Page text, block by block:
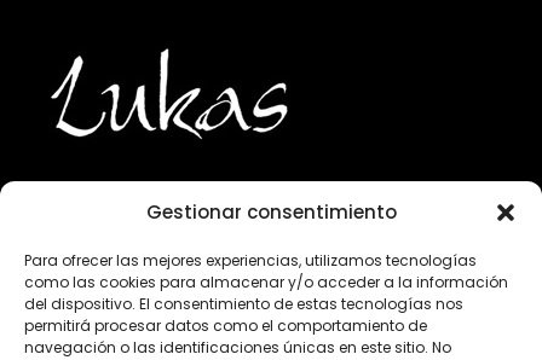
Gestionar consentimiento
Para ofrecer las mejores experiencias, utilizamos tecnologías
como las cookies para almacenar y/o acceder a la información
del dispositivo. El consentimiento de estas tecnologías nos
permitirá procesar datos como el comportamiento de
navegación o las identificaciones únicas en este sitio. No
943 224 800
info@lukasgourmet.com
Club del vino